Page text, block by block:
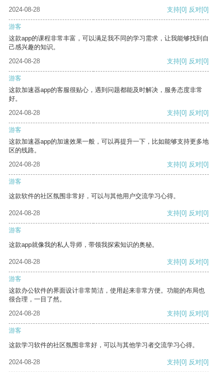
2024-08-28
支持[0] 反对[0]
游客
这款app的课程非常丰富，可以满足我不同的学习需求，让我能够找到自
己感兴趣的知识。
2024-08-28
支持[0] 反对[0]
游客
这款加速器app的客服很贴心，遇到问题都能及时解决，服务态度非常
好。
2024-08-28
支持[0] 反对[0]
游客
这款加速器app的加速效果一般，可以再提升一下，比如能够支持更多地
区的线路。
2024-08-28
支持[0] 反对[0]
游客
这款软件的社区氛围非常好，可以与其他用户交流学习心得。
2024-08-28 支持[0] 反对[0]
游客
这款app就像我的私人导师，带领我探索知识的奥秘。
2024-08-28 支持[0] 反对[0]
游客
这款办公软件的界面设计非常简洁，使用起来非常方便。功能的布局也
很合理，一目了然。
2024-08-28
支持[0] 反对[0]
游客
这款学习软件的社区氛围非常好，可以与其他学习者交流学习心得。
2024-08-28 支持[0] 反对[0]